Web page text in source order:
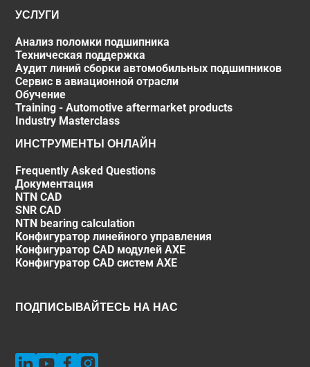
УСЛУГИ
Анализ поломки подшипника
Техническая поддержка
Аудит линий сборки автомобильных подшипников
Сервис в авиационной отрасли
Обучение
Training - Automotive aftermarket products
Industry Masterclass
ИНСТРУМЕНТЫ ОНЛАЙН
Frequently Asked Questions
Документация
NTN CAD
SNR CAD
NTN bearing calculation
Конфигуратор линейного управления
Конфигуратор CAD модулей AXE
Конфигуратор CAD систем AXE
ПОДПИСЫВАЙТЕСЬ НА НАС